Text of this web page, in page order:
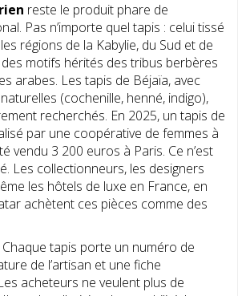
reste le produit phare de
Pas n’importe quel tapis : celui tissé
régions de la Kabylie, du Sud et de
motifs hérités des tribus berbères
arabes. Les tapis de Béjaïa, avec
(cochenille, henné, indigo),
recherchés. En 2025, un tapis de
par une coopérative de femmes à
vendu 3 200 euros à Paris. Ce n’est
Les collectionneurs, les designers
les hôtels de luxe en France, en
achètent ces pièces comme des
Chaque tapis porte un numéro de
de l’artisan et une fiche
acheteurs ne veulent plus de